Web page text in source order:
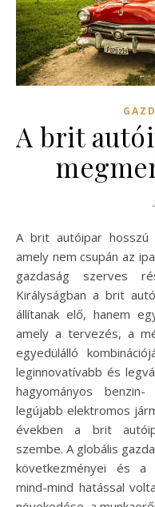
A brit
A brit autóipar hosszú és gazdag múltra tekint vissza,
amely nem csupán az
gazdaság szerves
Királyságban a brit
állítanak elő, hanem
amely a tervezés, a
egyedülálló
leginnovatívabb és
hagyományos
legújabb elektromos
években a brit
szembe. A globális
következményei és a
mind-mind hatással